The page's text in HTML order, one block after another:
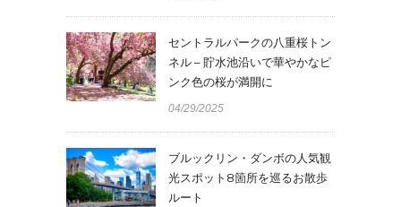
セントラルパークの八重桜トン
ネル – 貯水池沿いで華やかなピ
ンク色の桜が満開に
04/29/2025
ブルックリン・ダンボの人気観
光スポット8箇所を巡るお散歩
ルート